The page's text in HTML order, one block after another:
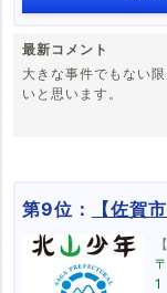
最新コメント
大きな事件でもない
いと思います。
第9位： 【佐賀
1